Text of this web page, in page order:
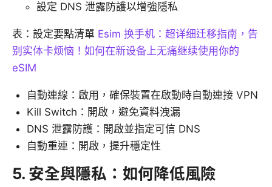
設定 DNS 泄露防護以增強隱私
表：設定要點清單 Esim 换手机：超详细迁移指南，告
别实体卡烦恼！如何在新设备上无痛继续使用你的
eSIM
自動連線：啟用，確保裝置在啟動時自動連接 VPN
Kill Switch：開啟，避免資料洩漏
DNS 泄露防護：開啟並指定可信 DNS
自動重連：開啟，提升穩定性
5. 安全與隱私：如何降低風險